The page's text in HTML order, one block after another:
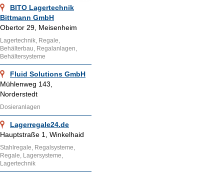
BITO Lagertechnik
Bittmann GmbH
Obertor 29, Meisenheim
Lagertechnik, Regale,
Behälterbau, Regalanlagen,
Behältersysteme
Fluid Solutions GmbH
Mühlenweg 143,
Norderstedt
Dosieranlagen
Lagerregale24.de
Hauptstraße 1, Winkelhaid
Stahlregale, Regalsysteme,
Regale, Lagersysteme,
Lagertechnik